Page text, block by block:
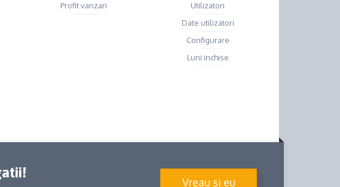
Profit vanzari
Utilizatori
Date utilizatori
Configurare
Luni inchise
Vreau si eu